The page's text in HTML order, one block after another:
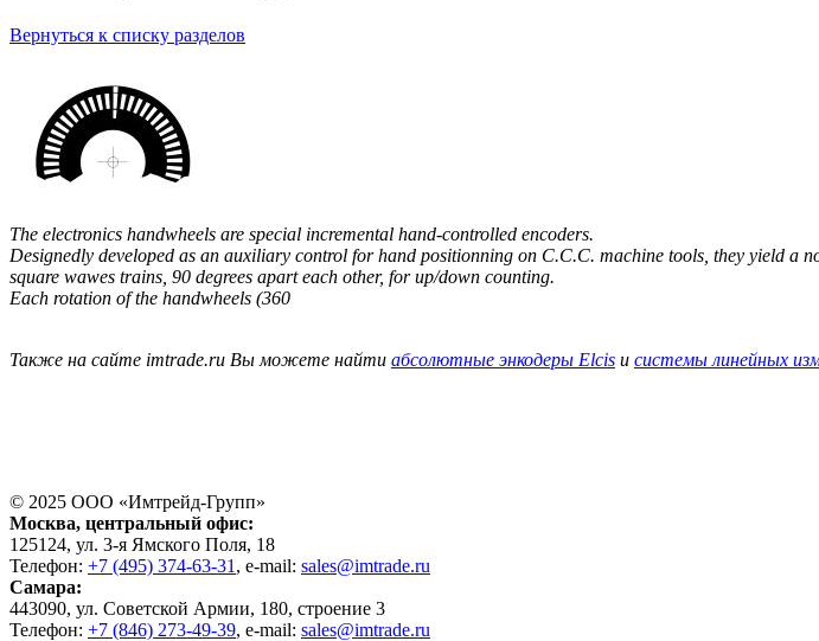
Вернуться к списку разделов
The electronics handwheels are special incremental hand-controlled encoders.
Designedly developed as an auxiliary control for hand positionning on C.C.C. machine tools, they yield a
square wawes trains, 90 degrees apart each other, for up/down counting.
Each rotation of the handwheels (360
Также на сайте imtrade.ru Вы можете найти абсолютные энкодеры Elcis и системы линейных
© 2025 ООО «Имтрейд-Групп»
Москва, центральный офис:
125124, ул. 3-я Ямского Поля, 18
Телефон: +7 (495) 374-63-31 , e-mail: sales@imtrade.ru
Самара:
443090, ул. Советской Армии, 180, строение 3
Телефон: +7 (846) 273-49-39, e-mail: sales@imtrade.ru